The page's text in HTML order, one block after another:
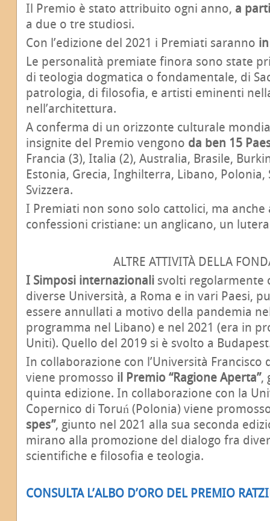
Il Premio è stato attribuito ogni anno, a
a due o tre studiosi.
Con l’edizione del 2021 i Premiati saranno
Le personalità premiate finora sono state
di teologia dogmatica o fondamentale, di
patrologia, di filosofia, e artisti eminenti
nell’architettura.
A conferma di un orizzonte culturale
insignite del Premio vengono da ben 15
Francia (3), Italia (2), Australia, Brasile,
Estonia, Grecia, Inghilterra, Libano, Polonia,
Svizzera.
I Premiati non sono solo cattolici, ma
confessioni cristiane: un anglicano, un
ALTRE ATTIVITÀ DELLA
I Simposi internazionali svolti regolarmente
diverse Università, a Roma e in vari Paesi,
essere annullati a motivo della pandemia
programma nel Libano) e nel 2021 (era in
Uniti). Quello del 2019 si è svolto a
In collaborazione con l’Università Francisco
viene promosso il Premio “Ragione Aperta”,
quinta edizione. In collaborazione con la
Copernico di Toruń (Polonia) viene
spes”, giunto nel 2021 alla sua seconda
mirano alla promozione del dialogo fra
scientifiche e filosofia e teologia.
CONSULTA L’ALBO D’ORO DEL PREMIO